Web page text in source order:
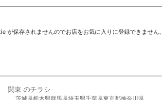
保存されませんのでお店をお気に入りに登録できません。
関東 のチラシ
茨城県栃木県群馬県埼玉県千葉県東京都神奈川県